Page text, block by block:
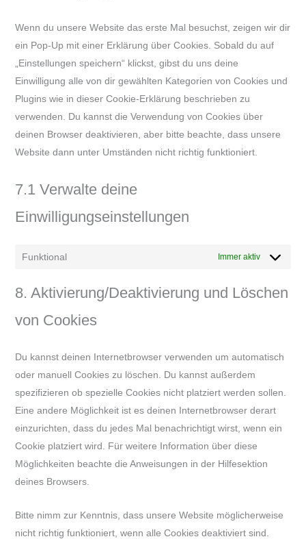
Wenn du unsere Website das erste Mal besuchst, zeigen wir dir
ein Pop-Up mit einer Erklärung über Cookies. Sobald du auf
„Einstellungen speichern“ klickst, gibst du uns deine
Einwilligung alle von dir gewählten Kategorien von Cookies und
Plugins wie in dieser Cookie-Erklärung beschrieben zu
verwenden. Du kannst die Verwendung von Cookies über
deinen Browser deaktivieren, aber bitte beachte, dass unsere
Website dann unter Umständen nicht richtig funktioniert.
7.1 Verwalte deine
Einwilligungseinstellungen
Funktional Immer aktiv
8. Aktivierung/Deaktivierung und Löschen
von Cookies
Du kannst deinen Internetbrowser verwenden um automatisch
oder manuell Cookies zu löschen. Du kannst außerdem
spezifizieren ob spezielle Cookies nicht platziert werden sollen.
Eine andere Möglichkeit ist es deinen Internetbrowser derart
einzurichten, dass du jedes Mal benachrichtigt wirst, wenn ein
Cookie platziert wird. Für weitere Information über diese
Möglichkeiten beachte die Anweisungen in der Hilfesektion
deines Browsers.
Bitte nimm zur Kenntnis, dass unsere Website möglicherweise
nicht richtig funktioniert, wenn alle Cookies deaktiviert sind.